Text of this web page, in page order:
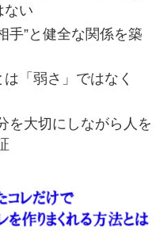
ない
手”と健全な関係を築
「弱さ」ではなく
を大切にしながら人を